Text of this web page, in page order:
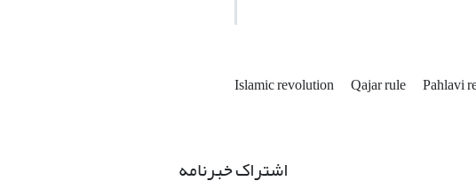
Islamic revolution Qajar rule Pahlavi
اشتراک خبرنامه